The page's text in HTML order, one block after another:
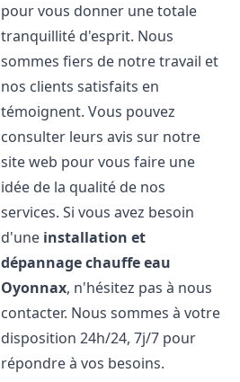
pour vous donner une totale
tranquillité d'esprit. Nous
sommes fiers de notre travail et
nos clients satisfaits en
témoignent. Vous pouvez
consulter leurs avis sur notre
site web pour vous faire une
idée de la qualité de nos
services. Si vous avez besoin
d'une installation et
dépannage chauffe eau
Oyonnax, n'hésitez pas à nous
contacter. Nous sommes à votre
disposition 24h/24, 7j/7 pour
répondre à vos besoins.